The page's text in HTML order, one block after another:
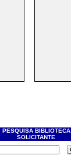
PESQUISA BIBLIOTECA
SOLICITANTE